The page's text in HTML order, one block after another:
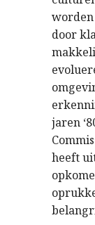
door
jaren
heeft